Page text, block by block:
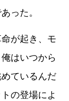
った。
が起き、モ
はいつから
ているんだ
の登場によ